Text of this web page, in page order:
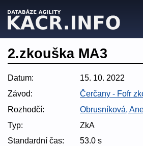
2.zkouška MA3
Datum:
15. 10. 2022
Závod:
Čerčany - Fofr
Rozhodčí:
Obrusníková,
Typ:
ZkA
Standardní čas:
53.0 s